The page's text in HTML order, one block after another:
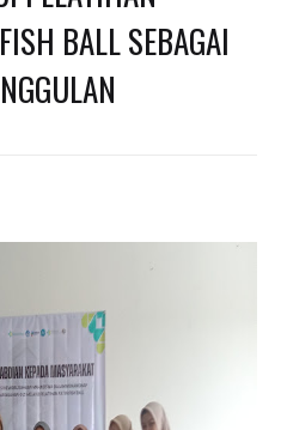
BALL SEBAGAI